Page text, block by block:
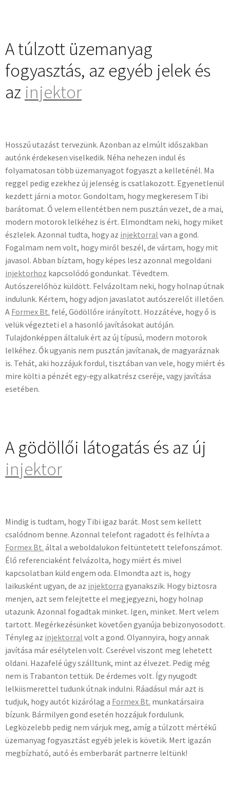
A túlzott üzemanyag
fogyasztás, az egyéb jelek és
az injektor
Hosszú utazást tervezünk. Azonban az elmúlt időszakban
autónk érdekesen viselkedik. Néha nehezen indul és
folyamatosan több üzemanyagot fogyaszt a kelleténél. Ma
reggel pedig ezekhez új jelenség is csatlakozott. Egyenetlenül
kezdett járni a motor. Gondoltam, hogy megkeresem Tibi
barátomat. Ő velem ellentétben nem pusztán vezet, de a mai,
modern motorok lelkéhez is ért. Elmondtam neki, hogy miket
észlelek. Azonnal tudta, hogy az injektorral van a gond.
Fogalmam nem volt, hogy miről beszél, de vártam, hogy mit
javasol. Abban bíztam, hogy képes lesz azonnal megoldani
injektorhoz kapcsolódó gondunkat. Tévedtem.
Autószerelőhöz küldött. Felvázoltam neki, hogy holnap útnak
indulunk. Kértem, hogy adjon javaslatot autószerelőt illetően.
A Formex Bt. felé, Gödöllőre irányított. Hozzátéve, hogy ő is
velük végezteti el a hasonló javításokat autóján.
Tulajdonképpen általuk ért az új típusú, modern motorok
lelkéhez. Ők ugyanis nem pusztán javítanak, de magyaráznak
is. Tehát, aki hozzájuk fordul, tisztában van vele, hogy miért és
mire költi a pénzét egy-egy alkatrész cseréje, vagy javítása
esetében.
A gödöllői látogatás és az új
injektor
Mindig is tudtam, hogy Tibi igaz barát. Most sem kellett
csalódnom benne. Azonnal telefont ragadott és felhívta a
Formex Bt. által a weboldalukon feltüntetett telefonszámot.
Élő referenciaként felvázolta, hogy miért és mivel
kapcsolatban küld engem oda. Elmondta azt is, hogy
laikusként ugyan, de az injektorra gyanakszik. Hogy biztosra
menjen, azt sem felejtette el megjegyezni, hogy holnap
utazunk. Azonnal fogadtak minket. Igen, minket. Mert velem
tartott. Megérkezésünket követően gyanúja bebizonyosodott.
Tényleg az injektorral volt a gond. Olyannyira, hogy annak
javítása már esélytelen volt. Cserével viszont meg lehetett
oldani. Hazafelé úgy szálltunk, mint az élvezet. Pedig még
nem is Trabanton tettük. De érdemes volt. Így nyugodt
lelkiismerettel tudunk útnak indulni. Ráadásul már azt is
tudjuk, hogy autót kizárólag a Formex Bt. munkatársaira
bízunk. Bármilyen gond esetén hozzájuk fordulunk.
Legközelebb pedig nem várjuk meg, amíg a túlzott mértékű
üzemanyag fogyasztást egyéb jelek is követik. Mert igazán
megbízható, autó és emberbarát partnerre leltünk!